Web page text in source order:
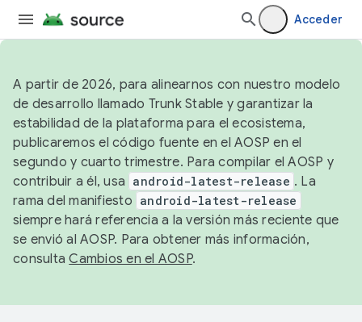
Acceder
A partir de 2026, para alinearnos con nuestro modelo
de desarrollo llamado Trunk Stable y garantizar la
estabilidad de la plataforma para el ecosistema,
publicaremos el código fuente en el AOSP en el
segundo y cuarto trimestre. Para compilar el AOSP y
contribuir a él, usa android-latest-release . La
rama del manifiesto android-latest-release
siempre hará referencia a la versión más reciente que
se envió al AOSP. Para obtener más información,
consultaCambios en el AOSP.